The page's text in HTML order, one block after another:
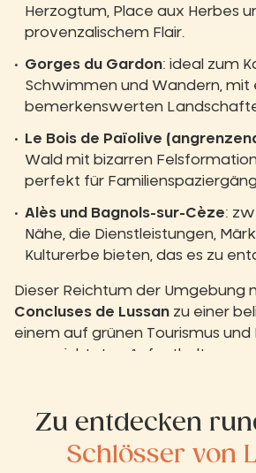
Herzogtum, Place aux Herbes
provenzalischem Flair.
Gorges du Gardon: ideal zum
Schwimmen und Wandern, mit
bemerkenswerten
Le Bois de Païolive
Wald mit bizarren
perfekt für
Alès und Bagnols-sur-Cèze:
Nähe, die Dienstleistungen,
Kulturerbe bieten, das es zu
Dieser Reichtum der Umgebung
Concluses de Lussan zu einer
einem auf grünen Tourismus
ausgerichteten Aufenthalt.
Zu entdecken
Schlösser von